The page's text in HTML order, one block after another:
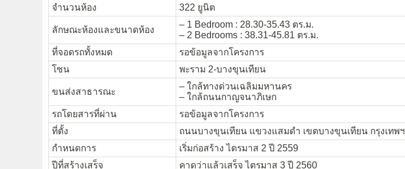
จำนวนห้อง
322 ยูนิต
ลักษณะห้องและขนาดห้อง
– 1 Bedroom : 28.30-35.43 ตร.ม.
– 2 Bedrooms : 38.31-45.81 ตร.ม.
ที่จอดรถทั้งหมด
รอข้อมูลจากโครงการ
โซน
พะราม 2-บางขุนเทียน
ขนส่งสาธารณะ
– ใกล้ทางด่วนเฉลิมมหานคร
– ใกล้ถนนกาญจนาภิเษก
รถโดยสารที่ผ่าน
รอข้อมูลจากโครงการ
ที่ตั้ง
ถนนบางขุนเทียน แขวงแสมดำ เขตบางขุนเทียน กรุงเทพฯ
กำหนดการ
เริ่มก่อสร้าง ไตรมาส 2 ปี 2559
ปีที่สร้างเสร็จ
คาดว่าแล้วเสร็จ ไตรมาส 3 ปี 2560